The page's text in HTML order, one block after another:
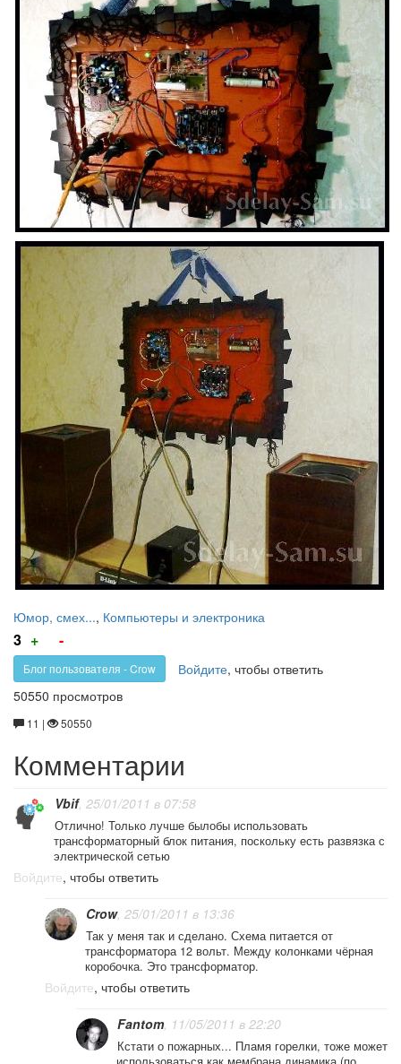
Юмор, смех..., Компьютеры и электроника
3 +
за!
-
против!
Блог пользователя - Crow Войдите, чтобы ответить
50550 просмотров
11 | 50550
Комментарии
Vbif, 25/01/2011 в 07:58
Отлично! Только лучше былобы использовать
трансформаторный блок питания, поскольку есть развязка с
электрической сетью
Войдите, чтобы ответить
Crow, 25/01/2011 в 13:36
Так у меня так и сделано. Схема питается от
трансформатора 12 вольт. Между колонками чёрная
коробочка. Это трансформатор.
Войдите, чтобы ответить
Fantom, 11/05/2011 в 22:20
Кстати о пожарных... Пламя горелки, тоже может